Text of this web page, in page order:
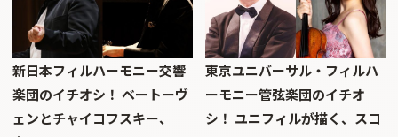
新日本フィルハーモニー交響
楽団のイチオシ！ ベートーヴ
ェンとチャイコフスキー、
東京ユニバーサル・フィルハ
ーモニー管弦楽団のイチオ
シ！ ユニフィルが描く、スコ